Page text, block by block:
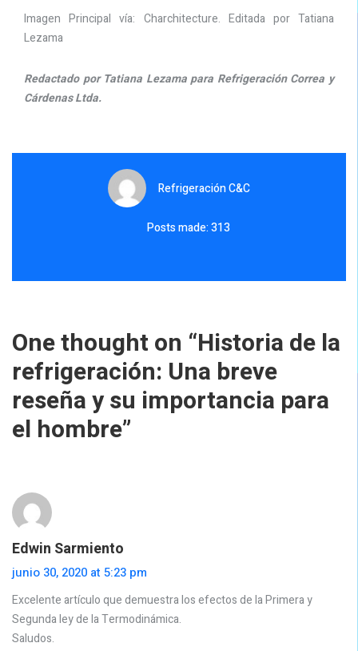
Imagen Principal vía: Charchitecture. Editada por Tatiana
Lezama
Redactado por Tatiana Lezama para Refrigeración Correa y
Cárdenas Ltda.
Refrigeración C&C
Posts made: 313
One thought on “Historia de la
refrigeración: Una breve
reseña y su importancia para
el hombre”
Edwin Sarmiento
junio 30, 2020 at 5:23 pm
Excelente artículo que demuestra los efectos de la Primera y
Segunda ley de la Termodinámica.
Saludos.